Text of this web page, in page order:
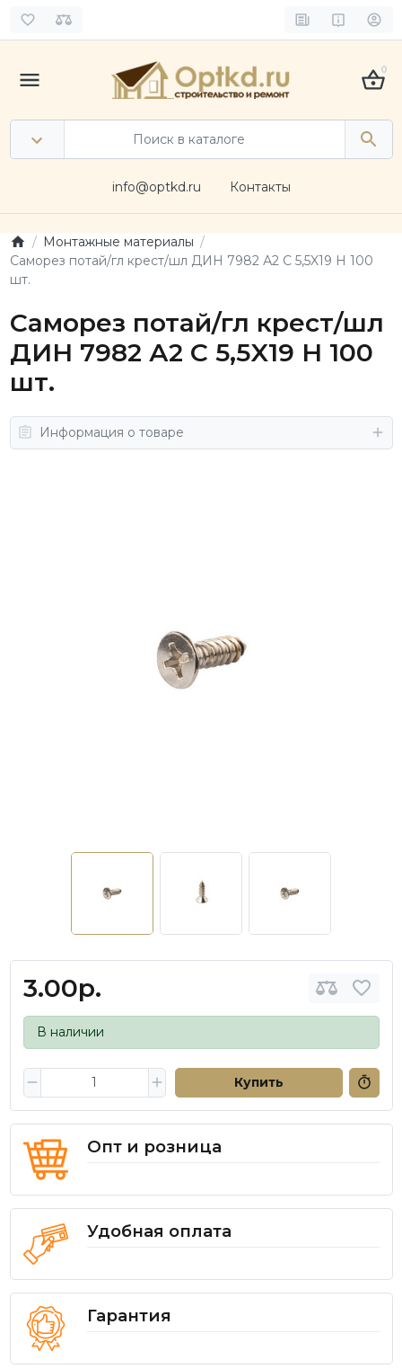
0
info@optkd.ru Контакты
Монтажные материалы
Саморез потай/гл крест/шл ДИН 7982 А2 C 5,5X19 H 100
шт.
Саморез потай/гл крест/шл
ДИН 7982 А2 C 5,5X19 H 100
шт.
Информация о товаре
3.00р.
В наличии
Купить
Опт и розница
Удобная оплата
Гарантия